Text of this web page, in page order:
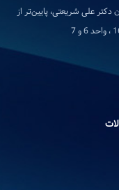
دکتر علی شریعتی، پایین‌تر از